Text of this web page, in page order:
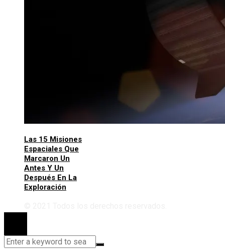
Las 15 Misiones
Espaciales Que
Marcaron Un
Antes Y Un
Después En La
Exploración